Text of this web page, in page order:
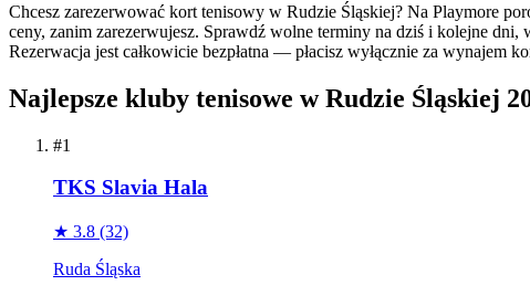
Chcesz zarezerwować kort tenisowy w Rudzie Śląskiej? Na Playmore
ceny, zanim zarezerwujesz. Sprawdź wolne terminy na dziś i kolejne
Rezerwacja jest całkowicie bezpłatna — płacisz wyłącznie za
Najlepsze kluby tenisowe w Rudzie Śląskiej
#1
TKS Slavia Hala
★ 3.8 (32)
Ruda Śląska